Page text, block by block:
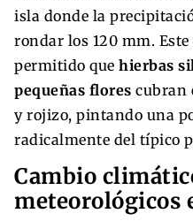
isla donde la
rondar los 120 mm. Este
permitido que hierbas
pequeñas flores cubran
y rojizo, pintando una
radicalmente del típico
Cambio
meteorológicos